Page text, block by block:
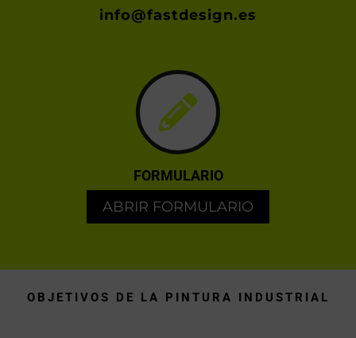
info@fastdesign.es
FORMULARIO
ABRIR FORMULARIO
OBJETIVOS DE LA PINTURA INDUSTRIAL